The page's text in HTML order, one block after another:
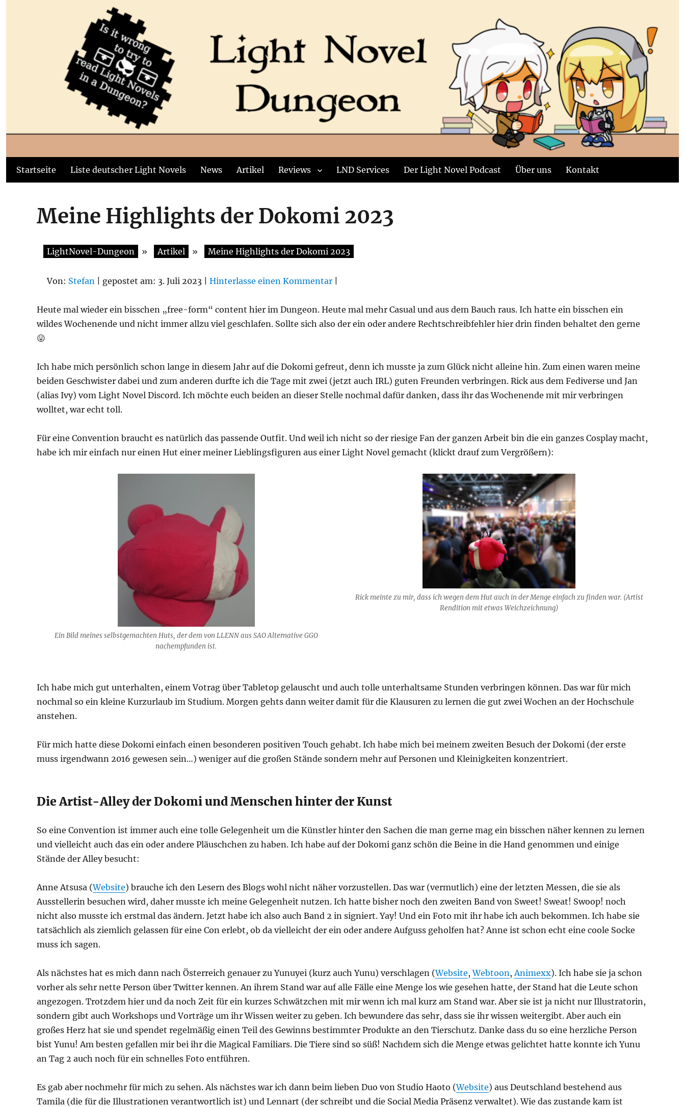
Startseite Liste deutscher Light Novels News Artikel Reviews LND Services Der Light Novel Podcast Über uns Kontakt
Meine Highlights der Dokomi 2023
LightNovel-Dungeon » Artikel » Meine Highlights der Dokomi 2023
Von: Stefan | gepostet am: 3. Juli 2023 | Hinterlasse einen Kommentar
Heute mal wieder ein bisschen „free-form“ content hier im Dungeon. Heute mal mehr Casual und aus dem Bauch raus. Ich hatte ein bisschen ein
wildes Wochenende und nicht immer allzu viel geschlafen. Sollte sich also der ein oder andere Rechtschreibfehler hier drin finden behaltet den gerne
😛
Ich habe mich persönlich schon lange in diesem Jahr auf die Dokomi gefreut, denn ich musste ja zum Glück nicht alleine hin. Zum einen waren meine
beiden Geschwister dabei und zum anderen durfte ich die Tage mit zwei (jetzt auch IRL) guten Freunden verbringen. Rick aus dem Fediverse und Jan
(alias Ivy) vom Light Novel Discord. Ich möchte euch beiden an dieser Stelle nochmal dafür danken, dass ihr das Wochenende mit mir verbringen
wolltet, war echt toll.
Für eine Convention braucht es natürlich das passende Outfit. Und weil ich nicht so der riesige Fan der ganzen Arbeit bin die ein ganzes Cosplay macht,
habe ich mir einfach nur einen Hut einer meiner Lieblingsfiguren aus einer Light Novel gemacht (klickt drauf zum Vergrößern):
Ein Bild meines selbstgemachten Huts, der dem von LLENN aus SAO Alternative GGO
nachempfunden ist.
Rick meinte zu mir, dass ich wegen dem Hut auch in der Menge einfach zu finden war. (Artist
Rendition mit etwas Weichzeichnung)
Ich habe mich gut unterhalten, einem Votrag über Tabletop gelauscht und auch tolle unterhaltsame Stunden verbringen können. Das war für mich
nochmal so ein kleine Kurzurlaub im Studium. Morgen gehts dann weiter damit für die Klausuren zu lernen die gut zwei Wochen an der Hochschule
anstehen.
Für mich hatte diese Dokomi einfach einen besonderen positiven Touch gehabt. Ich habe mich bei meinem zweiten Besuch der Dokomi (der erste
muss irgendwann 2016 gewesen sein…) weniger auf die großen Stände sondern mehr auf Personen und Kleinigkeiten konzentriert.
Die Artist-Alley der Dokomi und Menschen hinter der Kunst
So eine Convention ist immer auch eine tolle Gelegenheit um die Künstler hinter den Sachen die man gerne mag ein bisschen näher kennen zu lernen
und vielleicht auch das ein oder andere Pläuschchen zu haben. Ich habe auf der Dokomi ganz schön die Beine in die Hand genommen und einige
Stände der Alley besucht:
Anne Atsusa (Website) brauche ich den Lesern des Blogs wohl nicht näher vorzustellen. Das war (vermutlich) eine der letzten Messen, die sie als
Ausstellerin besuchen wird, daher musste ich meine Gelegenheit nutzen. Ich hatte bisher noch den zweiten Band von Sweet! Sweat! Swoop! noch
nicht also musste ich erstmal das ändern. Jetzt habe ich also auch Band 2 in signiert. Yay! Und ein Foto mit ihr habe ich auch bekommen. Ich habe sie
tatsächlich als ziemlich gelassen für eine Con erlebt, ob da vielleicht der ein oder andere Aufguss geholfen hat? Anne ist schon echt eine coole Socke
muss ich sagen.
Als nächstes hat es mich dann nach Österreich genauer zu Yunuyei (kurz auch Yunu) verschlagen (Website,Webtoon , Animexx). Ich habe sie ja schon
vorher als sehr nette Person über Twitter kennen. An ihrem Stand war auf alle Fälle eine Menge los wie gesehen hatte, der Stand hat die Leute schon
angezogen. Trotzdem hier und da noch Zeit für ein kurzes Schwätzchen mit mir wenn ich mal kurz am Stand war. Aber sie ist ja nicht nur Illustratorin,
sondern gibt auch Workshops und Vorträge um ihr Wissen weiter zu geben. Ich bewundere das sehr, dass sie ihr wissen weitergibt. Aber auch ein
großes Herz hat sie und spendet regelmäßig einen Teil des Gewinns bestimmter Produkte an den Tierschutz. Danke dass du so eine herzliche Person
bist Yunu! Am besten gefallen mir bei ihr die Magical Familiars. Die Tiere sind so süß! Nachdem sich die Menge etwas gelichtet hatte konnte ich Yunu
an Tag 2 auch noch für ein schnelles Foto entführen.
Es gab aber nochmehr für mich zu sehen. Als nächstes war ich dann beim lieben Duo von Studio Haoto (Website) aus Deutschland bestehend aus
Tamila (die für die Illustrationen verantwortlich ist) und Lennart (der schreibt und die Social Media Präsenz verwaltet). Wie das zustande kam ist